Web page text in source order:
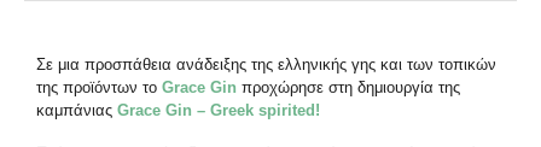
Σε μια προσπάθεια ανάδειξης της ελληνικής γης και των τοπικών
της προϊόντων το Grace Gin προχώρησε στη δημιουργία της
καμπάνιας Grace Gin – Greek spirited !